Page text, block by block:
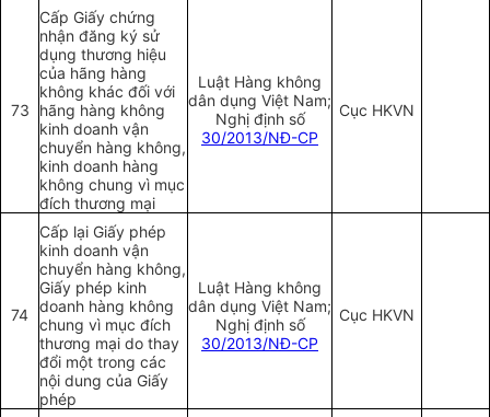
73
Cấp Giấy chứng
nhận đăng ký sử
dụng thương hiệu
của hãng hàng
không khác đối với
hãng hàng không
kinh doanh vận
chuyển hàng không,
kinh doanh hàng
không chung vì mục
đích thương mại
Luật Hàng không
dân dụng Việt Nam;
Nghị định số
30/2013/NĐ-CP
Cục HKVN
74
Cấp lại Giấy phép
kinh doanh vận
chuyển hàng không,
Giấy phép kinh
doanh hàng không
chung vì mục đích
thương mại do thay
đổi một trong các
nội dung của Giấy
phép
Luật Hàng không
dân dụng Việt Nam;
Nghị định số
30/2013/NĐ-CP
Cục HKVN